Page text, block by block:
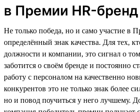
в Премии HR-бренд
Не только победа, но и само участие в
определённый знак качества. Для тех,
должности и компании, это сигнал о
заботится о своём бренде и постоянно
работу с персоналом на качественно
конкурентов это не только знак более
но и повод поучиться у него лучшему.